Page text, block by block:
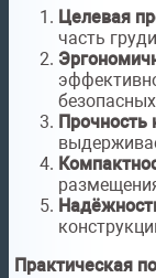
Целевая
часть
Прочность
Практическая